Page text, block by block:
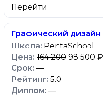
Перейти
Графический дизайн
PentaSchool
164 200 98 500 ₽
—
5.0
—